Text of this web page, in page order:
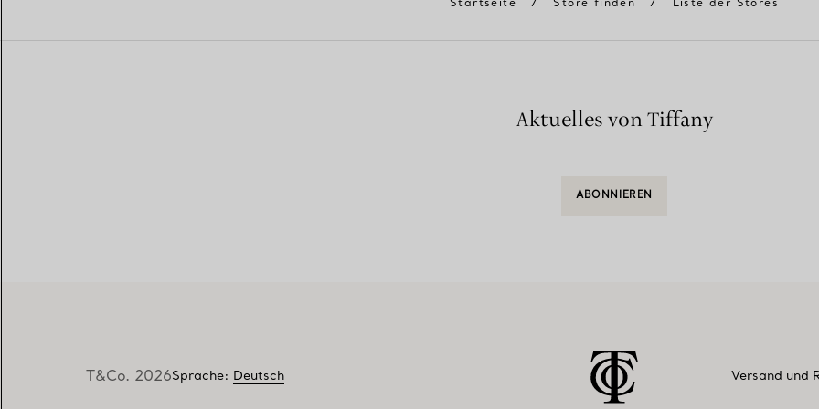
Startseite / Store finden / Liste der Stores
Aktuelles von Tiffany
ABONNIEREN
T&Co. 2026Sprache: Deutsch Versand und